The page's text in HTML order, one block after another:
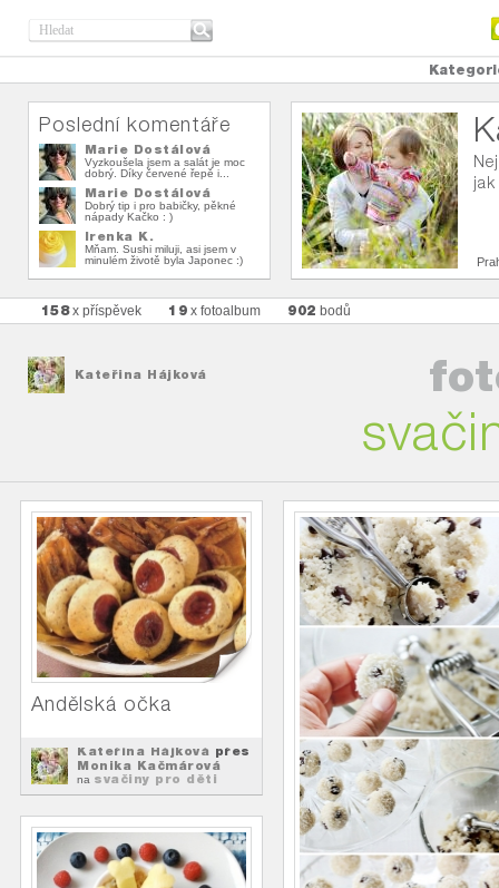
Poslední komentáře
Marie Dostálová
Vyzkoušela jsem a salát je moc
dobrý. Díky červené řepě i...
Marie Dostálová
Dobrý tip i pro babičky, pěkné
nápady Kačko : )
Irenka K.
Mňam. Sushi miluji, asi jsem v
minulém životě byla Japonec :)
158x příspěvek 19 x fotoalbum 902 bodů
Kateřina Hájková
Andělská očka
Kateřina Hájková přes
Monika Kačmárová
na svačiny pro děti